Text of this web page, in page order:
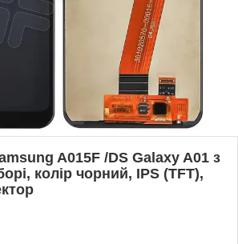
A015F /DS Galaxy A01 з
колір чорний, IPS (TFT),